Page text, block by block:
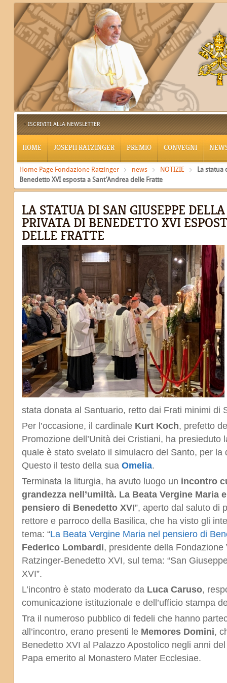
ISCRIVITI ALLA NEWSLETTER
HOME JOSEPH RATZINGER PREMIO CONVEGNI
Home Page Fondazione Ratzinger news NOTIZIE
La statua
Benedetto XVI esposta a Sant’Andrea delle Fratte
LA STATUA DI SAN GIUSEPPE
PRIVATA DI BENEDETTO XVI
DELLE FRATTE
stata donata al Santuario, retto dai Frati minimi di
Per l’occasione, il cardinale Kurt Koch, prefetto
Promozione dell’Unità dei Cristiani, ha presieduto
quale è stato svelato il simulacro del Santo, per la
Questo il testo della sua Omelia.
Terminata la liturgia, ha avuto luogo un incontro
grandezza nell’umiltà. La Beata Vergine Maria
pensiero di Benedetto XVI”, aperto dal saluto di
rettore e parroco della Basilica, che ha visto gli
tema: “La Beata Vergine Maria nel pensiero di
Federico Lombardi, presidente della Fondazione
Ratzinger-Benedetto XVI, sul tema: “San
XVI”.
L’incontro è stato moderato da Luca Caruso,
comunicazione istituzionale e dell’ufficio stampa
Tra il numeroso pubblico di fedeli che hanno
all’incontro, erano presenti le Memores Domini,
Benedetto XVI al Palazzo Apostolico negli anni
Papa emerito al Monastero Mater Ecclesiae.